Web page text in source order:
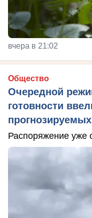
вчера в 21:02
Общество
Очередной
готовности
Распоряжение уже